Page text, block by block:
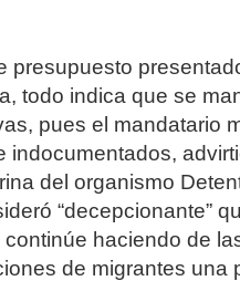
presupuesto
todo indica que se
pues el mandatario
indocumentados,
del organismo
“decepcionante”
haciendo de
de migrantes una